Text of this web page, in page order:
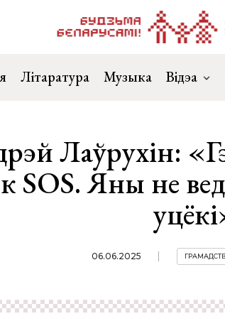
Літаратура Музыка Відэа
Лаўрухін:
SOS. Яны не
06.06.2025